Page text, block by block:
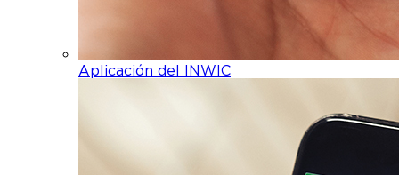
Aplicación del INWIC